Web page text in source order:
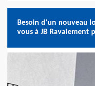
Besoin d'un nouveau
vous à JB Ravalement